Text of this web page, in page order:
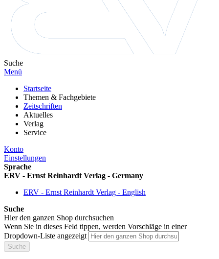
Suche
Menü
Startseite
Themen & Fachgebiete
Zeitschriften
Aktuelles
Verlag
Service
Konto
Einstellungen
Sprache
ERV - Ernst Reinhardt Verlag - Germany
ERV - Ernst Reinhardt Verlag - English
Suche
Hier den ganzen Shop durchsuchen
Wenn Sie in dieses Feld tippen, werden Vorschläge in einer
Dropdown-Liste angezeigt
Suche